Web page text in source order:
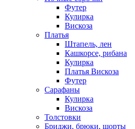
Футер
Кулирка
Вискоза
Платья
Штапель, лен
Кашкорсе, рибана
Кулирка
Платья Вискоза
Футер
Сарафаны
Кулирка
Вискоза
Толстовки
Бриджи, брюки, шорты